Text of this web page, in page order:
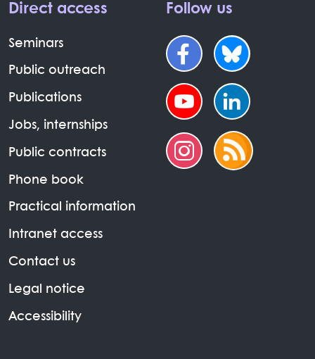
Direct access
Seminars
Public outreach
Publications
Jobs, internships
Public contracts
Phone book
Practical information
Intranet access
Contact us
Legal notice
Accessibility
Follow us